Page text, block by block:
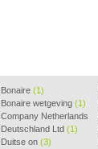
Bonaire (1)
Bonaire wetgeving (1)
Company Netherlands
(1)
Deutschland Ltd (1)
Duitse on (3)